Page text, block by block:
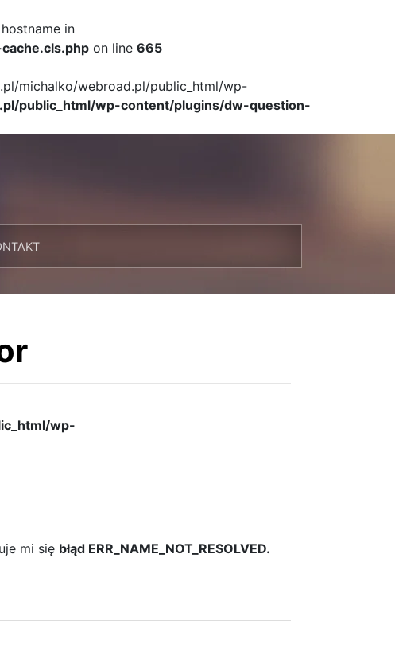
in
on line 665
michalko/webroad.pl/public_html/wp-
public_html/wp-content/plugins/dw-question-
wp-
mi się błąd ERR_NAME_NOT_RESOLVED.